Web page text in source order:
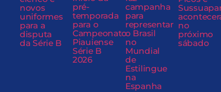
novos
uniformes
para a
disputa
da Série B
pré-
temporada
para o
Campeonato
Piauiense
Série B
2026
campanha
para
representar
o Brasil
no
Mundial
de
Estilingue
na
Espanha
no
próximo
sábado